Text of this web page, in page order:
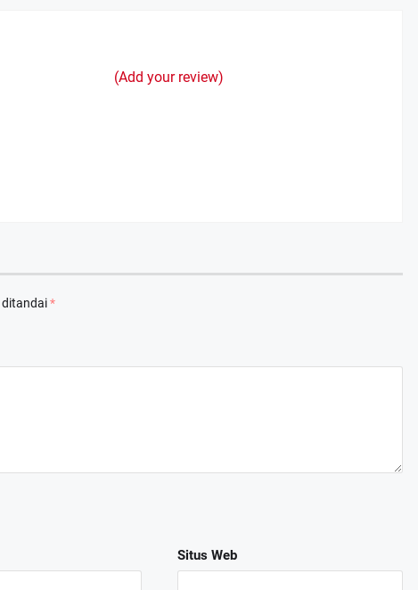
(Add your review)
ditandai*
Situs Web
II DPRD Kabupaten Banyuasin Tekankan Kepatuhan Regulasi Perusahaan